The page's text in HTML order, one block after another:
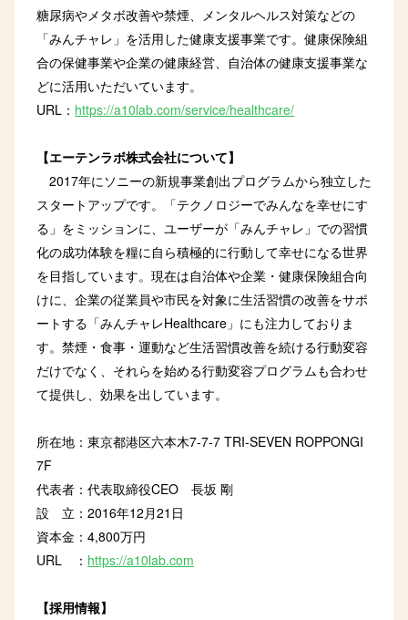
糖尿病やメタボ改善や禁煙、メンタルヘルス対策などの
「みんチャレ」を活用した健康支援事業です。健康保険組
合の保健事業や企業の健康経営、自治体の健康支援事業な
どに活用いただいています。
URL： https://a10lab.com/service/healthcare/
【エーテンラボ株式会社について】
2017年にソニーの新規事業創出プログラムから独立した
スタートアップです。「テクノロジーでみんなを幸せにす
る」をミッションに、ユーザーが「みんチャレ」での習慣
化の成功体験を糧に自ら積極的に行動して幸せになる世界
を目指しています。現在は自治体や企業・健康保険組合向
けに、企業の従業員や市民を対象に生活習慣の改善をサポ
ートする「みんチャレHealthcare」にも注力しておりま
す。禁煙・食事・運動など生活習慣改善を続ける行動変容
だけでなく、それらを始める行動変容プログラムも合わせ
て提供し、効果を出しています。
所在地：東京都港区六本木7-7-7 TRI-SEVEN ROPPONGI
7F
代表者：代表取締役CEO 長坂 剛
設 立：2016年12月21日
資本金：4,800万円
URL ： https://a10lab.com
【採用情報】